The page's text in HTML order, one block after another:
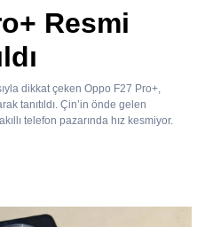
Resmi
dikkat çeken Oppo F27 Pro+,
tanıtıldı. Çin’in önde gelen
telefon pazarında hız kesmiyor.